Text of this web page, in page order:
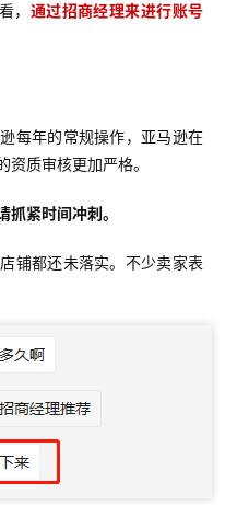
， 通过招商经理来进行账号
每年的常规操作，亚马逊在
质审核更加严格。
紧时间冲刺。
铺都还未落实。不少卖家表